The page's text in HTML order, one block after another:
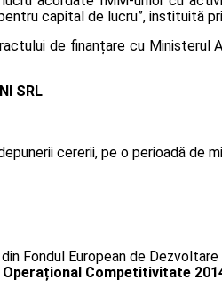
capital de lucru”, instituită
de finanțare cu Ministerul
SRL
cererii, pe o perioadă de
Fondul European de Dezvoltare
Competitivitate